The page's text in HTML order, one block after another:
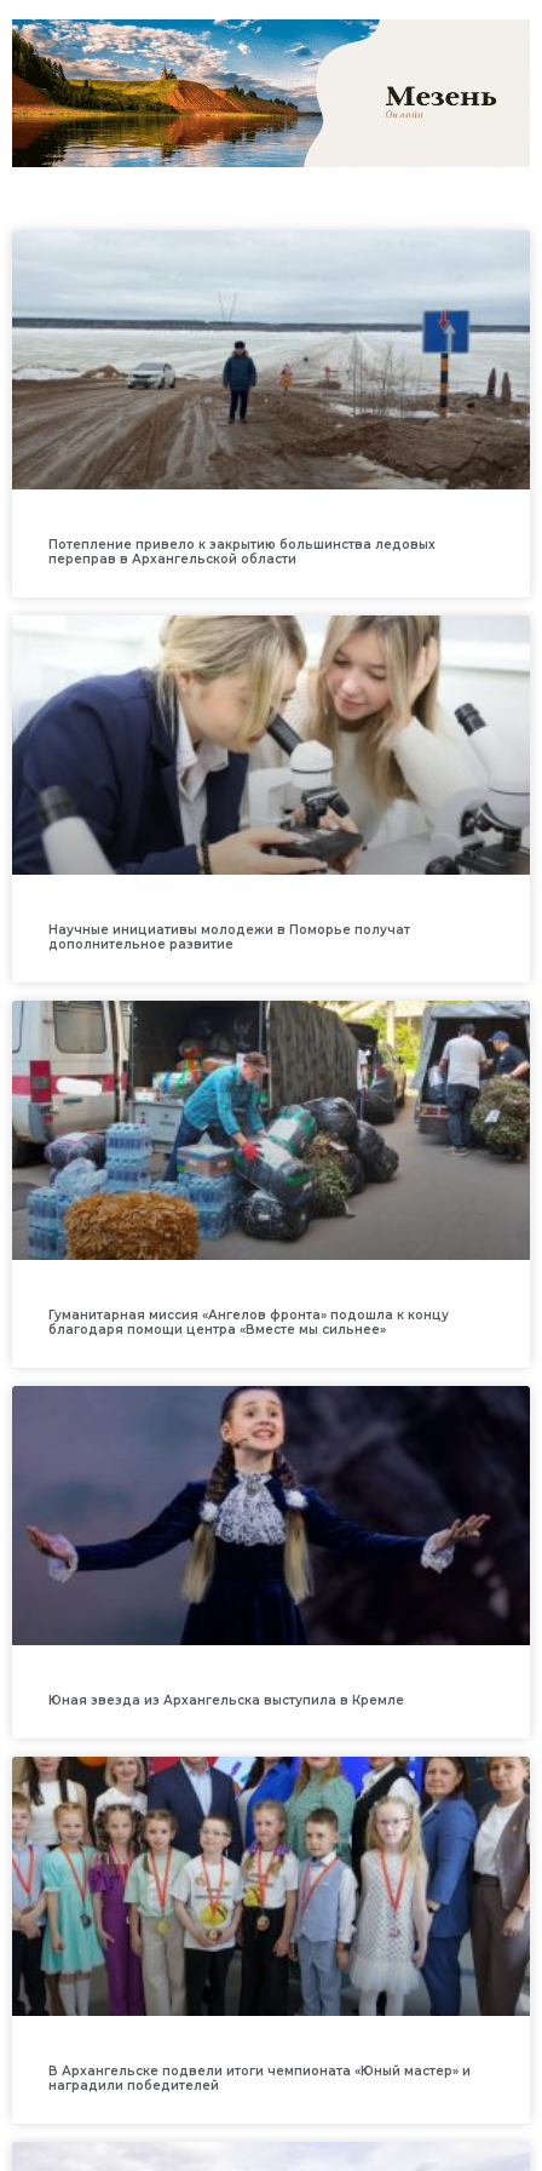
Потепление привело к закрытию большинства ледовых
переправ в Архангельской области
Научные инициативы молодежи в Поморье получат
дополнительное развитие
Гуманитарная миссия «Ангелов фронта» подошла к концу
благодаря помощи центра «Вместе мы сильнее»
Юная звезда из Архангельска выступила в Кремле
В Архангельске подвели итоги чемпионата «Юный мастер» и
наградили победителей